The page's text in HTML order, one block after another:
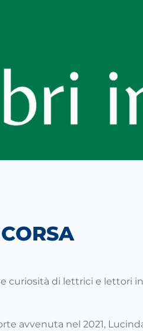
curiosità di lettrici e lettori
avvenuta nel 2021,